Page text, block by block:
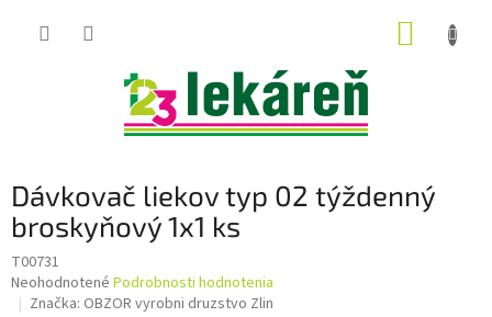
Dávkovač liekov typ 02 týždenný
broskyňový 1x1 ks
T00731
Priemerné
hodnotenie
Neohodnotené Podrobnosti hodnotenia
Značka: OBZOR vyrobni druzstvo Zlin